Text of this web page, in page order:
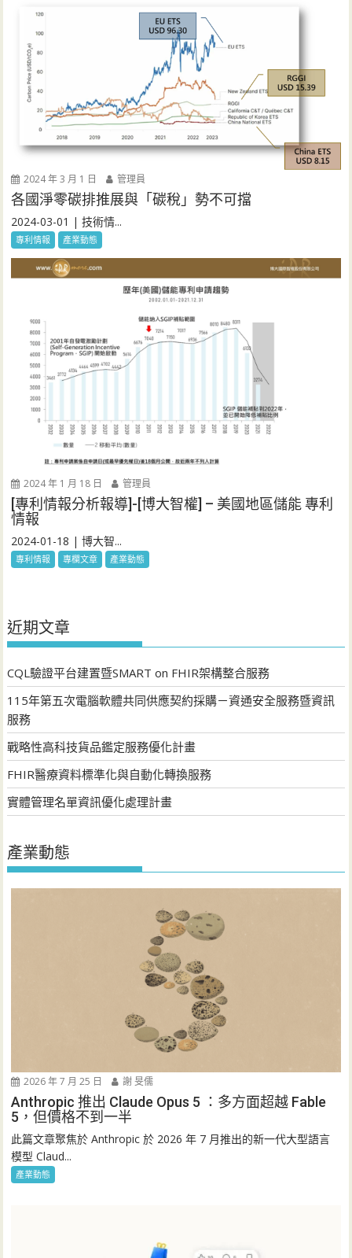
2024 年 3 月 1 日 管理員
各國淨零碳排推展與「碳稅」勢不可擋
2024-03-01 | 技術情...
專利情報 產業動態
2024 年 1 月 18 日 管理員
[專利情報分析報導]-[博大智權] – 美國地區儲能 專利
情報
2024-01-18 | 博大智...
專利情報 專欄文章 產業動態
近期文章
CQL驗證平台建置暨SMART on FHIR架構整合服務
115年第五次電腦軟體共同供應契約採購－資通安全服務暨資訊
服務
戰略性高科技貨品鑑定服務優化計畫
FHIR醫療資料標準化與自動化轉換服務
實體管理名單資訊優化處理計畫
產業動態
2026 年 7 月 25 日 謝 旻儒
Anthropic 推出 Claude Opus 5 ：多方面超越 Fable
5，但價格不到一半
此篇文章聚焦於 Anthropic 於 2026 年 7 月推出的新一代大型語言
模型 Claud...
產業動態